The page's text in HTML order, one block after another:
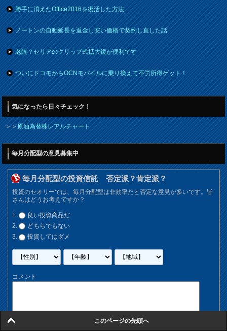
勝手に消えたOffice2016を復活した方法
ノートンの自動延長を返金し安い価格で契約し直した話
老眼？セリアのクリップ式拡大鏡が便利です
ついにドコモからOCNモバイルに乗り換えて不労所得ゲット！
気になったら日々チェック！
＞＞原油為替株レアルチャート
毎月分配型の意見募集中
毎月分配型の投資信託 否定派？肯定派？
投資のセオリーでは、毎月分配型は非効率だと否定な意見が多いです。皆
さんはどうお考えですか？
良い投資商品だ
どちらでもない
投資してはダメ
コメント
このページの先頭へ